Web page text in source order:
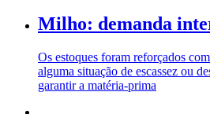
Milho: demanda
Os estoques foram reforçados
alguma situação de escassez ou
garantir a matéria-prima